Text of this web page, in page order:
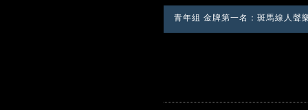
青年組 金牌第一名：斑馬線人